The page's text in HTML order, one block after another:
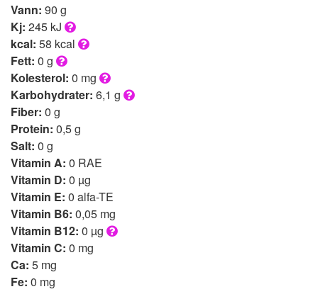
Vann: 90 g
Kj: 245 kJ
kcal: 58 kcal
Fett: 0 g
Kolesterol: 0 mg
Karbohydrater: 6,1 g
Fiber: 0 g
Protein: 0,5 g
Salt: 0 g
Vitamin A: 0 RAE
Vitamin D: 0 µg
Vitamin E: 0 alfa-TE
Vitamin B6: 0,05 mg
Vitamin B12: 0 µg
Vitamin C: 0 mg
Ca: 5 mg
Fe: 0 mg